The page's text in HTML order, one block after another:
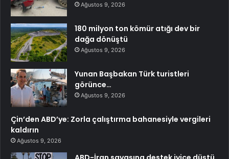
Ağustos 9, 2026
180 milyon ton kömür atığı dev bir
dağa dönüştü
Ağustos 9, 2026
Yunan Başbakan Türk turistleri
görünce…
Ağustos 9, 2026
Çin’den ABD’ye: Zorla çalıştırma bahanesiyle vergileri
kaldırın
Ağustos 9, 2026